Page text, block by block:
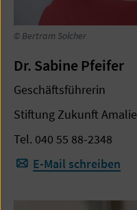
© Bertram Solcher
Dr. Sabine Pfeifer
Geschäftsführerin
Stiftung Zukunft Amalie
Tel. 040 55 88-2348
E-Mail schreiben